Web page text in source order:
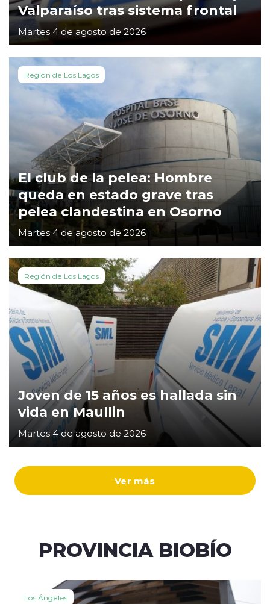
Ver más
Valparaíso tras sistema frontal
Martes 4 de agosto de 2026
Región de Los Lagos
El club de la pelea: Hombre
queda en estado grave tras
pelea clandestina en Osorno
Martes 4 de agosto de 2026
Región de Los Lagos
Joven de 15 años es hallada sin
vida en Maullin
Martes 4 de agosto de 2026
PROVINCIA BIOBÍO
Los Ángeles